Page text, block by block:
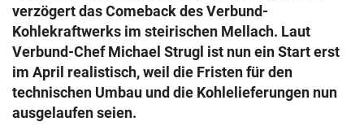
© Krone Multimedia GmbH & Co KG 2026
Muthgasse 2, 1190 Wien
verzögert das Comeback des Verbund-
Kohlekraftwerks im steirischen Mellach. Laut
Verbund-Chef Michael Strugl ist nun ein Start erst
im April realistisch, weil die Fristen für den
technischen Umbau und die Kohlelieferungen nun
ausgelaufen seien.